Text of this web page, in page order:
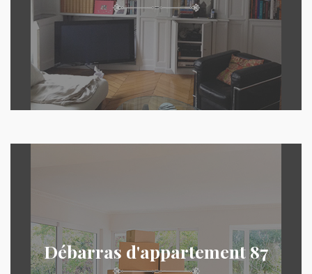
Débarras d'appartement 87